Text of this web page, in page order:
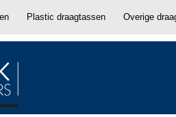
Plastic draagtassen Overige